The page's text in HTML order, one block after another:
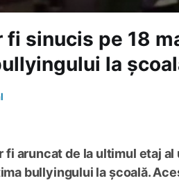
fi sinucis pe 18
la
fi aruncat de la ultimul etaj
bullyingului la școală.